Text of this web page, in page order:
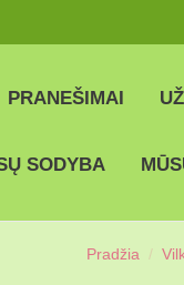
PRANEŠIMAI
SODYBA
Pradžia